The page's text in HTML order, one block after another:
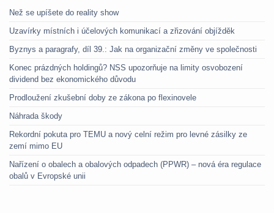
Než se upíšete do reality show
Uzavírky místních i účelových komunikací a zřizování objížděk
Byznys a paragrafy, díl 39.: Jak na organizační změny ve společnosti
Konec prázdných holdingů? NSS upozorňuje na limity osvobození
dividend bez ekonomického důvodu
Prodloužení zkušební doby ze zákona po flexinovele
Náhrada škody
Rekordní pokuta pro TEMU a nový celní režim pro levné zásilky ze
zemí mimo EU
Nařízení o obalech a obalových odpadech (PPWR) – nová éra regulace
obalů v Evropské unii